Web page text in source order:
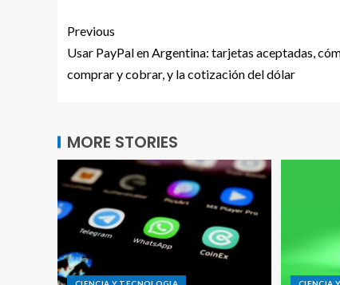
Previous
Usar PayPal en Argentina: tarjetas aceptadas,
comprar y cobrar, y la cotización del dólar
MORE STORIES